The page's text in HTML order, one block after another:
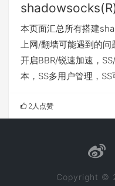
本页面汇总所有搭建
上网/翻墙可能遇到的问
开启BBR/锐速加速，
本，SS多用户管理，
2人点赞
Copyright ©